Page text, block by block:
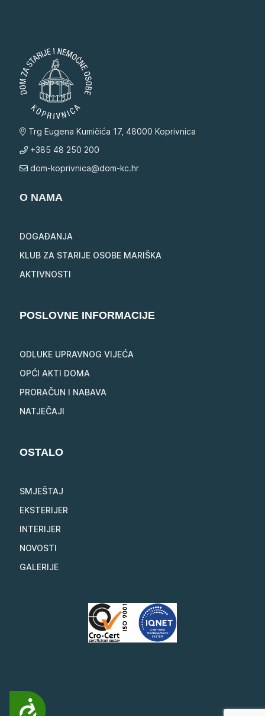
Pristupačnost
Trg Eugena Kumičića 17, 48000 Koprivnica
+385 48 250 200
dom-koprivnica@dom-kc.hr
O NAMA
DOGAĐANJA
KLUB ZA STARIJE OSOBE MARIŠKA
AKTIVNOSTI
POSLOVNE INFORMACIJE
ODLUKE UPRAVNOG VIJEĆA
OPĆI AKTI DOMA
PRORAČUN I NABAVA
NATJEČAJI
OSTALO
SMJEŠTAJ
EKSTERIJER
INTERIJER
NOVOSTI
GALERIJE